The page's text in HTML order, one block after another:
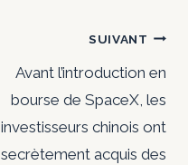
SUIVANT
Avant l’introduction en
bourse de SpaceX, les
investisseurs chinois ont
secrètement acquis des